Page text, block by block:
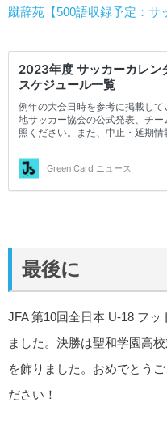
蹴辞苑【500語収録予定：サ
最後に
JFA 第10回全日本 U-18 フ
ました。決勝は聖和学園高
を飾りました。おめでとう
ださい！